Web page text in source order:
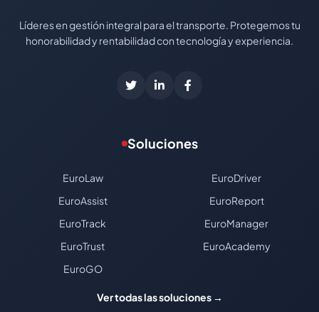
Líderes en gestión integral para el transporte. Protegemos tu
honorabilidad y rentabilidad con tecnología y experiencia.
Soluciones
EuroLaw
EuroDriver
EuroAssist
EuroReport
EuroTrack
EuroManager
EuroTrust
EuroAcademy
EuroGO
Ver todas las soluciones →